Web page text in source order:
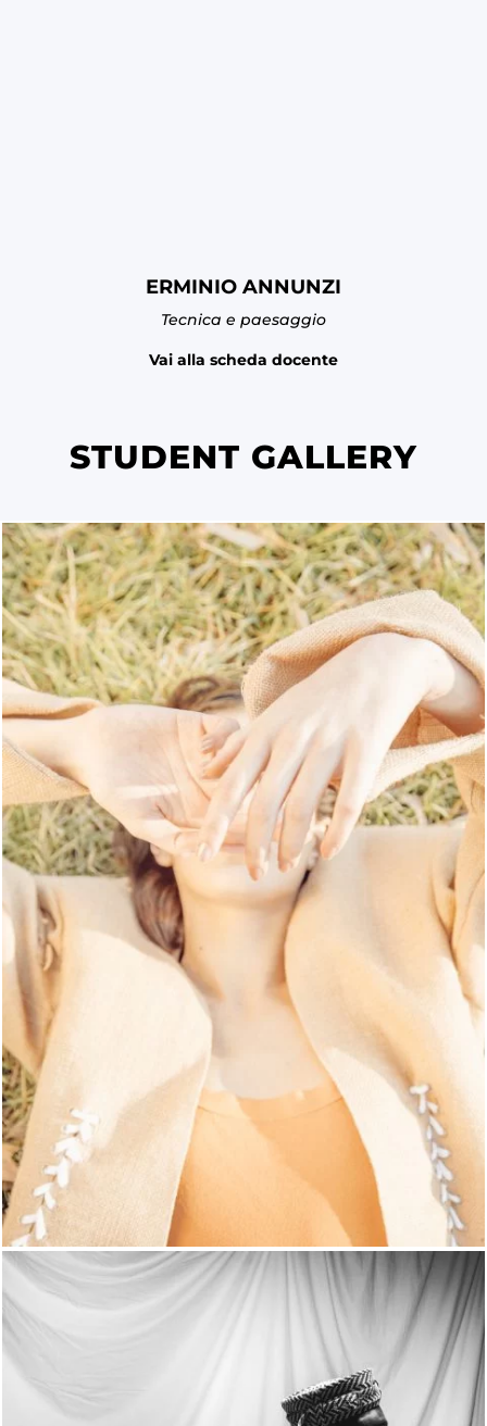
ERMINIO ANNUNZI
Tecnica e paesaggio
Vai alla scheda docente
STUDENT GALLERY